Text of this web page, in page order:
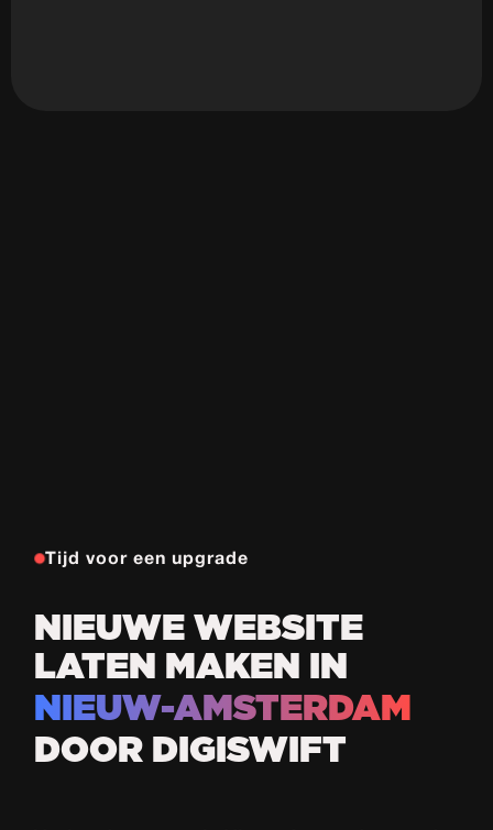
Tijd voor een upgrade
NIEUWE WEBSITE
LATEN MAKEN IN
NIEUW-AMSTERDAM
DOOR DIGISWIFT